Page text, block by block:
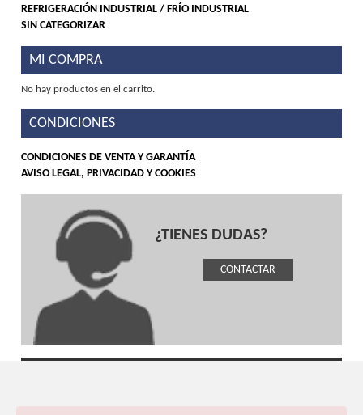
REFRIGERACIÓN INDUSTRIAL / FRÍO INDUSTRIAL
SIN CATEGORIZAR
MI COMPRA
No hay productos en el carrito.
CONDICIONES
CONDICIONES DE VENTA Y GARANTÍA
AVISO LEGAL, PRIVACIDAD Y COOKIES
¿TIENES DUDAS?
CONTACTAR